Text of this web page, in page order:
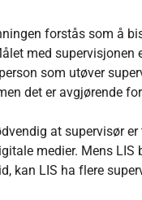
forstås som å
med
som utøver
det er avgjørende
at supervisør
medier. Mens
kan LIS ha flere